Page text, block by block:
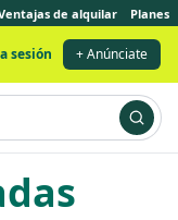
de alquilar Planes
sesión + Anúnciate